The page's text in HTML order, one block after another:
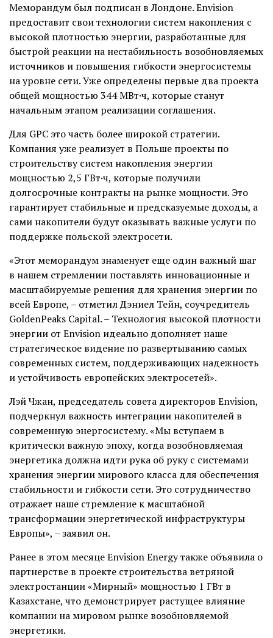
Меморандум был подписан в Лондоне. Envision
предоставит свои технологии систем накопления с
высокой плотностью энергии, разработанные для
быстрой реакции на нестабильность возобновляемых
источников и повышения гибкости энергосистемы
на уровне сети. Уже определены первые два проекта
общей мощностью 344 МВт·ч, которые станут
начальным этапом реализации соглашения.
Для GPC это часть более широкой стратегии.
Компания уже реализует в Польше проекты по
строительству систем накопления энергии
мощностью 2,5 ГВт·ч, которые получили
долгосрочные контракты на рынке мощности. Это
гарантирует стабильные и предсказуемые доходы, а
сами накопители будут оказывать важные услуги по
поддержке польской электросети.
«Этот меморандум знаменует еще один важный шаг
в нашем стремлении поставлять инновационные и
масштабируемые решения для хранения энергии по
всей Европе, – отметил Дэниел Тейн, соучредитель
GoldenPeaks Capital. – Технология высокой плотности
энергии от Envision идеально дополняет наше
стратегическое видение по развертыванию самых
современных систем, поддерживающих надежность
и устойчивость европейских электросетей».
Лэй Чжан, председатель совета директоров Envision,
подчеркнул важность интеграции накопителей в
современную энергосистему. «Мы вступаем в
критически важную эпоху, когда возобновляемая
энергетика должна идти рука об руку с системами
хранения энергии мирового класса для обеспечения
стабильности и гибкости сети. Это сотрудничество
отражает наше стремление к масштабной
трансформации энергетической инфраструктуры
Европы», – заявил он.
Ранее в этом месяце Envision Energy также объявила о
партнерстве в проекте строительства ветряной
электростанции «Мирный» мощностью 1 ГВт в
Казахстане, что демонстрирует растущее влияние
компании на мировом рынке возобновляемой
энергетики.